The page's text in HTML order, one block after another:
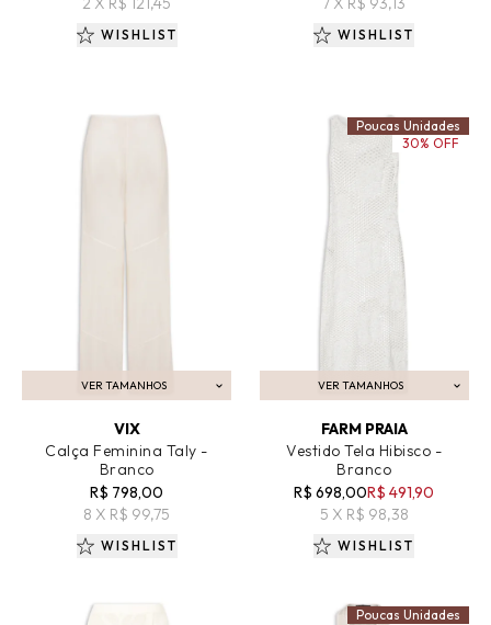
WISHLIST WISHLIST
VER TAMANHOS
ADICIONAR AO CARRINHO
VIX
Calça Feminina Taly -
Branco
R$ 798,00
8 X R$ 99,75
WISHLIST
VER TAMANHOS
ADICIONAR AO CARRINHO
FARM PRAIA
Vestido Tela Hibisco -
Branco
R$ 698,00R$ 491,90
5 X R$ 98,38
Poucas Unidades
30% OFF
WISHLIST
Poucas Unidades